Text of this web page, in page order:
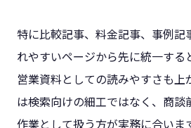
特に比較記事、料金記事、事例記
れやすいページから先に統一する
営業資料としての読みやすさも
は検索向けの細工ではなく、商談
作業として扱う方が実務に合いま